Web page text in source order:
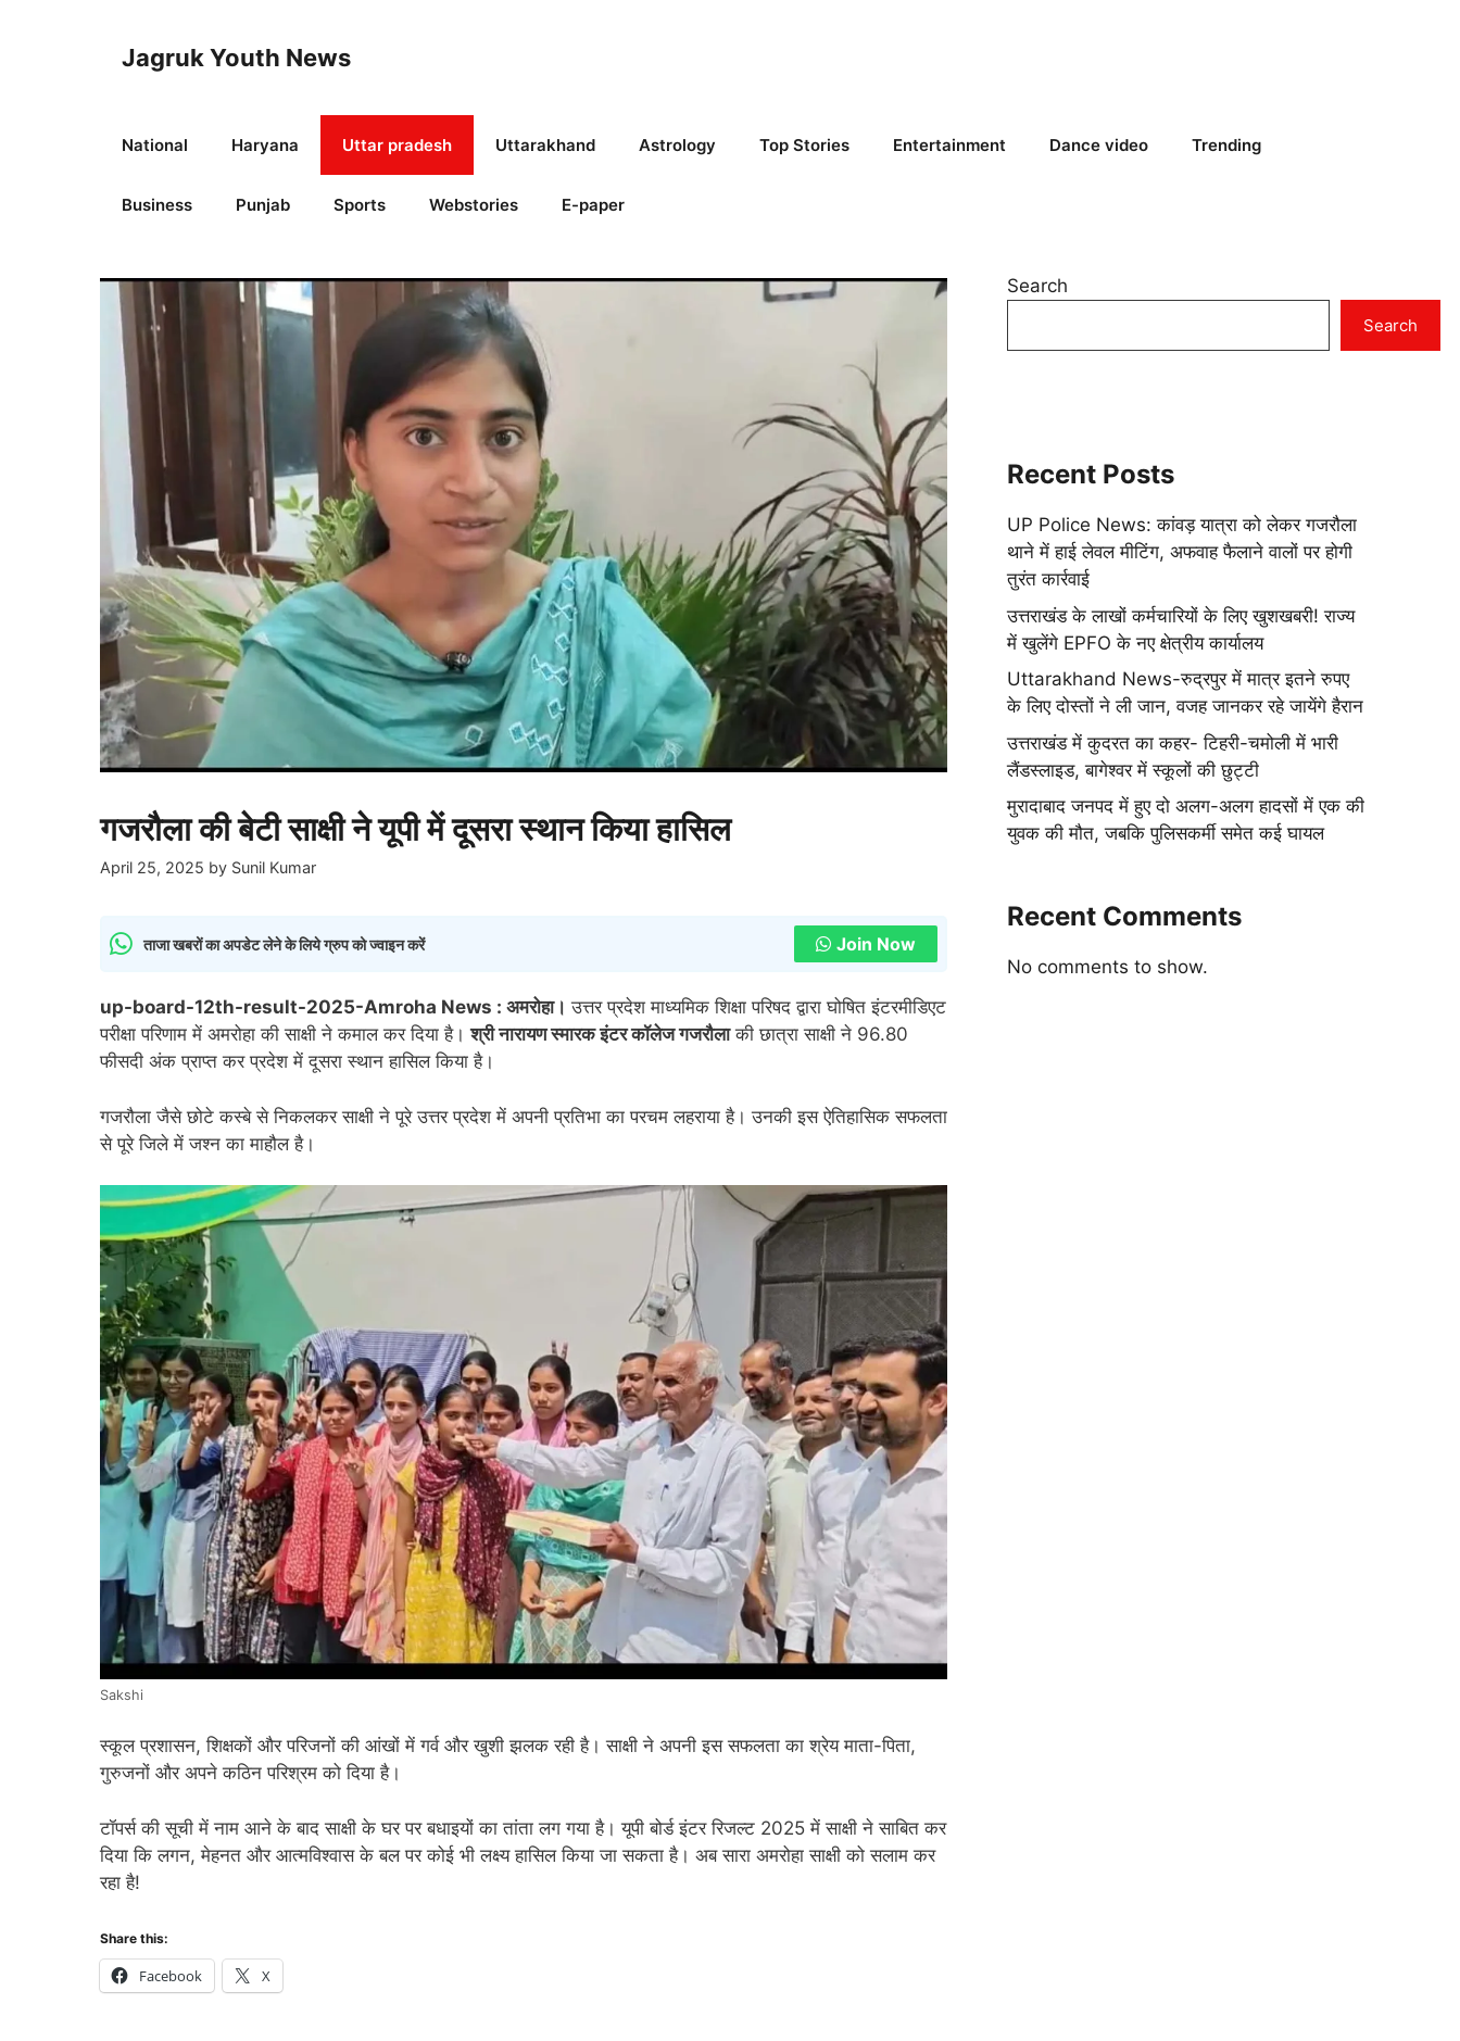
Jagruk Youth News
National Haryana Uttar pradesh Uttarakhand Astrology Top Stories Entertainment Dance video Trending
Business Punjab Sports Webstories E-paper
गजरौला की बेटी साक्षी ने यूपी में दूसरा स्थान किया हासिल
April 25, 2025 by Sunil Kumar
ताजा खबरों का अपडेट लेने के लिये ग्रुप को ज्वाइन करें Join Now
up-board-12th-result-2025-Amroha News : अमरोहा। उत्तर प्रदेश माध्यमिक शिक्षा परिषद द्वारा घोषित इंटरमीडिएट
परीक्षा परिणाम में अमरोहा की साक्षी ने कमाल कर दिया है।श्री नारायण स्मारक इंटर कॉलेज गजरौलाकी छात्रा साक्षी ने 96.80
फीसदी अंक प्राप्त कर प्रदेश में दूसरा स्थान हासिल किया है।
गजरौला जैसे छोटे कस्बे से निकलकर साक्षी ने पूरे उत्तर प्रदेश में अपनी प्रतिभा का परचम लहराया है। उनकी इस ऐतिहासिक सफलता
से पूरे जिले में जश्न का माहौल है।
Sakshi
स्कूल प्रशासन, शिक्षकों और परिजनों की आंखों में गर्व और खुशी झलक रही है। साक्षी ने अपनी इस सफलता का श्रेय माता-पिता,
गुरुजनों और अपने कठिन परिश्रम को दिया है।
टॉपर्स की सूची में नाम आने के बाद साक्षी के घर पर बधाइयों का तांता लग गया है। यूपी बोर्ड इंटर रिजल्ट 2025 में साक्षी ने साबित कर
दिया कि लगन, मेहनत और आत्मविश्वास के बल पर कोई भी लक्ष्य हासिल किया जा सकता है। अब सारा अमरोहा साक्षी को सलाम कर
रहा है!
Share this:
Facebook X
Search
Search
Recent Posts
UP Police News: कांवड़ यात्रा को लेकर गजरौला
थाने में हाई लेवल मीटिंग, अफवाह फैलाने वालों पर होगी
तुरंत कार्रवाई
उत्तराखंड के लाखों कर्मचारियों के लिए खुशखबरी! राज्य
में खुलेंगे EPFO के नए क्षेत्रीय कार्यालय
Uttarakhand News-रुद्रपुर में मात्र इतने रुपए
के लिए दोस्तों ने ली जान, वजह जानकर रहे जायेंगे हैरान
उत्तराखंड में कुदरत का कहर- टिहरी-चमोली में भारी
लैंडस्लाइड, बागेश्वर में स्कूलों की छुट्टी
मुरादाबाद जनपद में हुए दो अलग-अलग हादसों में एक की
युवक की मौत, जबकि पुलिसकर्मी समेत कई घायल
Recent Comments
No comments to show.